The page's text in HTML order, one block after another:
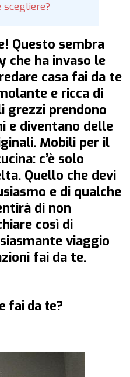
scegliere?
Questo sembra
che ha invaso le
casa fai da te
e ricca di
grezzi prendono
e diventano delle
Mobili per il
c’è solo
Quello che devi
e di qualche
di non
così di
viaggio
fai da te.
fai da te?